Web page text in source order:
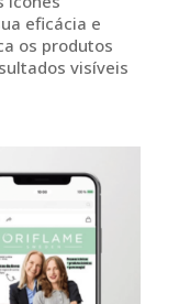
eficácia e
os produtos
visíveis